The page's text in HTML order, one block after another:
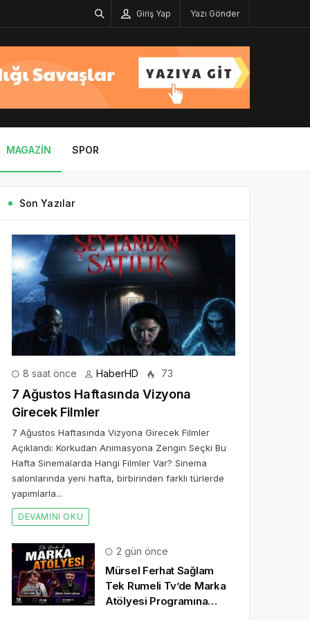
Giriş Yap Yazı Gönder
MAGAZIN SPOR
Son Yazılar
8 saat önce HaberHD 73
7 Ağustos Haftasında Vizyona
Girecek Filmler
7 Ağustos Haftasında Vizyona Girecek Filmler
Açıklandı: Korkudan Animasyona Zengin Seçki Bu
Hafta Sinemalarda Hangi Filmler Var? Sinema
salonlarında yeni hafta, birbirinden farklı türlerde
yapımlarla...
DEVAMINI OKU
2 gün önce
Mürsel Ferhat Sağlam
Tek Rumeli Tv’de Marka
Atölyesi Programına